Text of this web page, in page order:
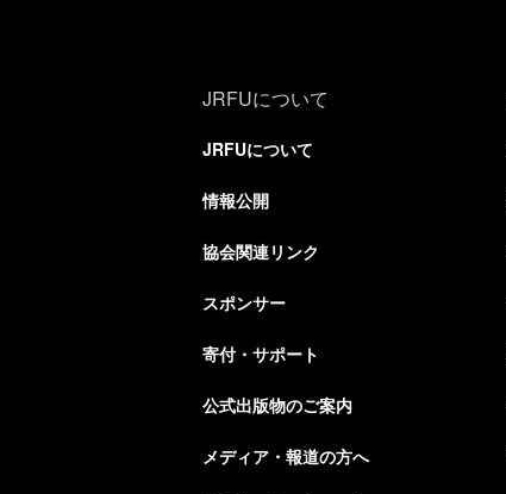
JRFUについて
JRFUについて
情報公開
協会関連リンク
スポンサー
寄付・サポート
公式出版物のご案内
メディア・報道の方へ